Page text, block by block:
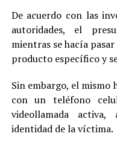
De acuerdo con las
autoridades, el
mientras se hacía
producto específico y
Sin embargo, el mismo
con un teléfono
videollamada
identidad de la víctima.